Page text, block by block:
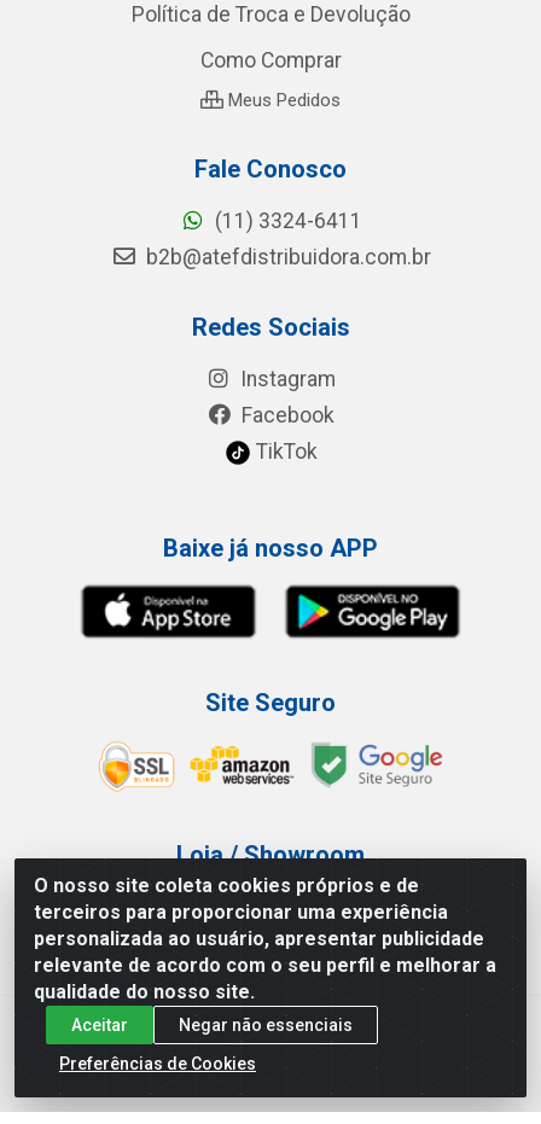
O nosso site coleta cookies próprios e de
terceiros para proporcionar uma experiência
personalizada ao usuário, apresentar publicidade
relevante de acordo com o seu perfil e melhorar a
qualidade do nosso site.
Aceitar
Negar não essenciais
Preferências de Cookies
Política de Troca e Devolução
Como Comprar
Meus Pedidos
Fale Conosco
(11) 3324-6411
b2b@atefdistribuidora.com.br
Redes Sociais
Instagram
Facebook
TikTok
Baixe já nosso APP
Site Seguro
Loja / Showroom
Tel.: (11) 3227-0546
Av Vautier, 587/597 - Pari - São Paulo/SP
Atef Distribuidora LTDA - Av. Vautier, 585/597 - Pari - São
Paulo/SP - CEP 03.032-000 - CNPJ 27.717.135/0001-29